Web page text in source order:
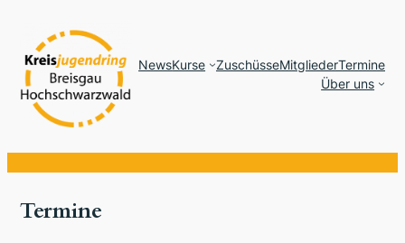
NewsKurse ZuschüsseMitgliederTermine
Über uns
Termine